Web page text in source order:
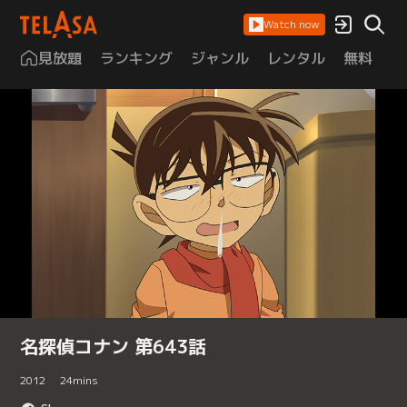
Watch now
見放題 ランキング ジャンル レンタル 無料
名探偵コナン 第643話
2012 24mins